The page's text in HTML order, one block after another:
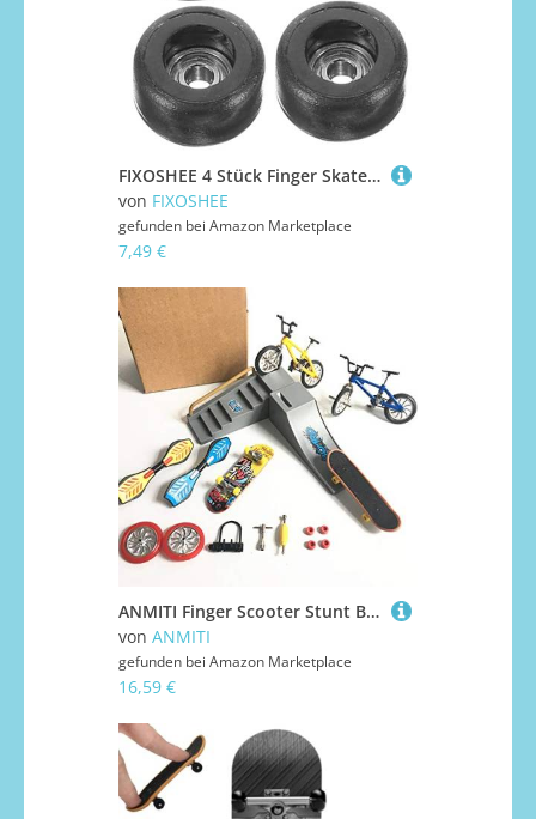
FIXOSHEE 4 Stück Finger Skateboard Roller mit Hochgeschwindigkeitslagern Professionelle Fingerboard für Erwachsene Leicht und Tragbar für Geschicklichkeitstraining und Sammlungen
von FIXOSHEE
gefunden bei Amazon Marketplace
7,49 €
ANMITI Finger Scooter Stunt Board Kits Sport Desktop Neuheit Spielzeug Für Jungen Mädchen Kinder Spaß Geburtstagsgeschenk Spielzeug Für Erwachsene Paare Set Set
von ANMITI
gefunden bei Amazon Marketplace
16,59 €